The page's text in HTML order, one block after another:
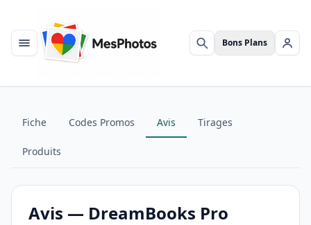
Menu Rechercher
Bons Plans Se
Fiche Codes Promos Avis Tirages
Produits
Avis — DreamBooks Pro